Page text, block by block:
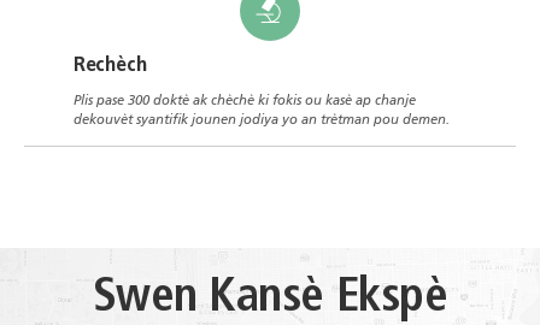
Rechèch
Plis pase 300 doktè ak chèchè ki fokis ou kasè ap chanje
dekouvèt syantifik jounen jodiya yo an trètman pou demen.
Swen Kansè Ekspè